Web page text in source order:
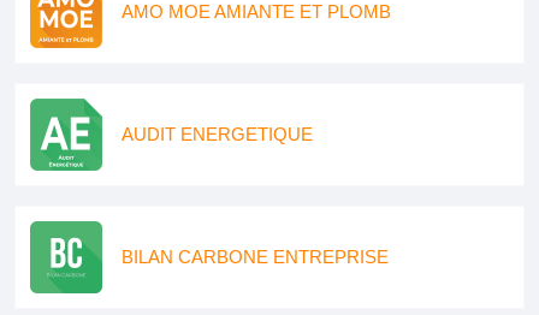
AMO MOE AMIANTE ET PLOMB
AUDIT ENERGETIQUE
BILAN CARBONE ENTREPRISE